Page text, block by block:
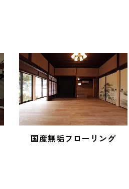
国産無垢フローリング